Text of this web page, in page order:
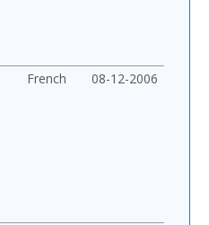
French 08-12-2006